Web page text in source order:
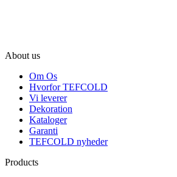
About us
Om Os
Hvorfor TEFCOLD
Vi leverer
Dekoration
Kataloger
Garanti
TEFCOLD nyheder
Products